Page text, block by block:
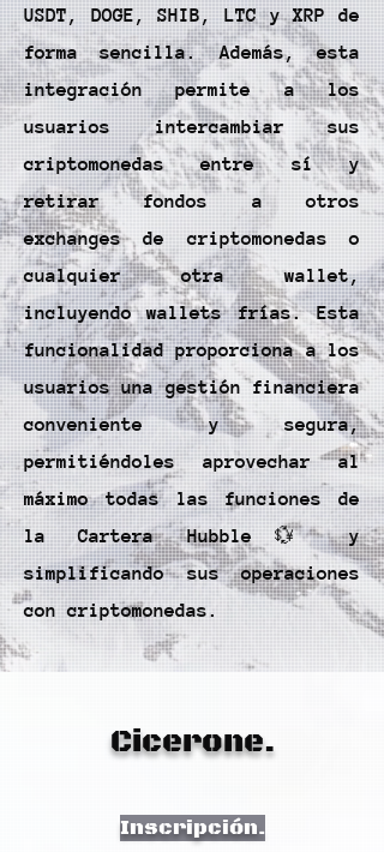
USDT, DOGE, SHIB, LTC y XRP de
forma sencilla. Además, esta
integración permite a los
usuarios intercambiar sus
criptomonedas entre sí y
retirar fondos a otros
exchanges de criptomonedas o
cualquier otra wallet,
incluyendo wallets frías. Esta
funcionalidad proporciona a los
usuarios una gestión financiera
conveniente y segura,
permitiéndoles aprovechar al
máximo todas las funciones de
la Cartera Hubble💱 y
simplificando sus operaciones
con criptomonedas.
Cicerone.
Inscripción.